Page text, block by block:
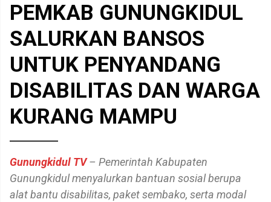
PEMKAB GUNUNGKIDUL
SALURKAN BANSOS
UNTUK PENYANDANG
DISABILITAS DAN WARGA
KURANG MAMPU
Gunungkidul TV– Pemerintah Kabupaten
Gunungkidul menyalurkan bantuan sosial berupa
alat bantu disabilitas, paket sembako, serta modal